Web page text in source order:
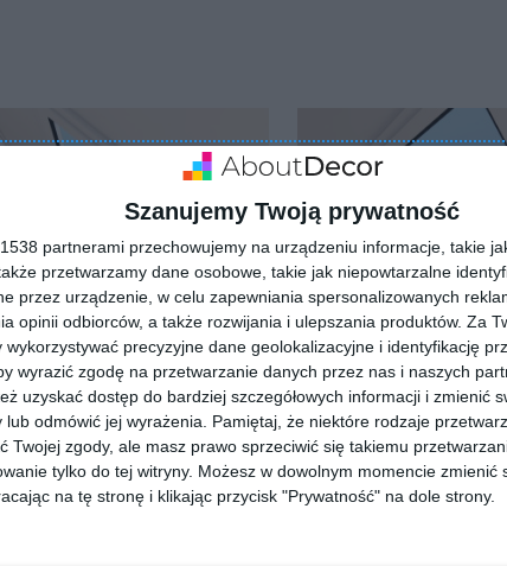
Szanujemy Twoją prywatność
partnerami przechowujemy na urządzeniu informacje, takie
przetwarzamy dane osobowe, takie jak niepowtarzalne
przez urządzenie, w celu zapewniania spersonalizowanych
opinii odbiorców, a także rozwijania i ulepszania produktów. Za
wykorzystywać precyzyjne dane geolokalizacyjne i identyfikację
wyrazić zgodę na przetwarzanie danych przez nas i naszych
uzyskać dostęp do bardziej szczegółowych informacji i zmienić
odmówić jej wyrażenia.
Pamiętaj, że niektóre rodzaje
Twojej zgody, ale masz prawo sprzeciwić się takiemu
tylko do tej witryny. Możesz w dowolnym momencie zmienić
na tę stronę i klikając przycisk "Prywatność" na dole strony.
z oknem
Garderoba ze skośnym